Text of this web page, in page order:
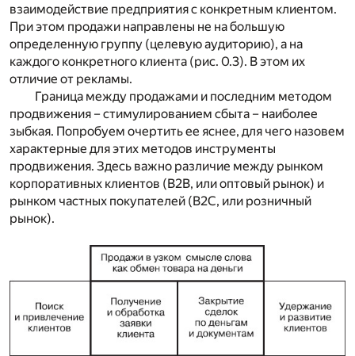
взаимодействие предприятия с конкретным клиентом.
При этом продажи направлены не на большую
определенную группу (целевую аудиторию), а на
каждого конкретного клиента (рис. 0.3). В этом их
отличие от рекламы.
Граница между продажами и последним методом
продвижения – стимулированием сбыта – наиболее
зыбкая. Попробуем очертить ее яснее, для чего назовем
характерные для этих методов инструменты
продвижения. Здесь важно различие между рынком
корпоративных клиентов (B2B, или оптовый рынок) и
рынком частных покупателей (B2C, или розничный
рынок).